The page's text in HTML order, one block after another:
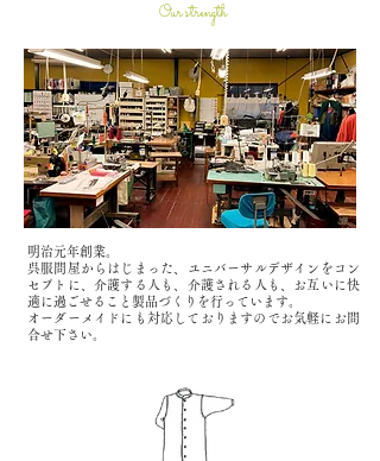
Our strength
明治元年創業。
呉服問屋からはじまった、ユニバーサルデザインをコン
セプトに、介護する人も、介護される人も、お互いに快
適に過ごせること製品づくりを行っています。
​オーダーメイドにも対応しておりますのでお気軽にお問
合せ下さい。